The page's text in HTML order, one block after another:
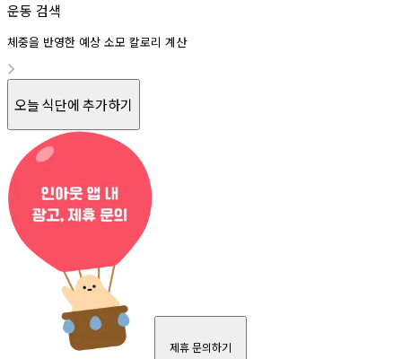
운동 검색
체중을 반영한 예상 소모 칼로리 계산
오늘 식단에 추가하기
제휴 문의하기